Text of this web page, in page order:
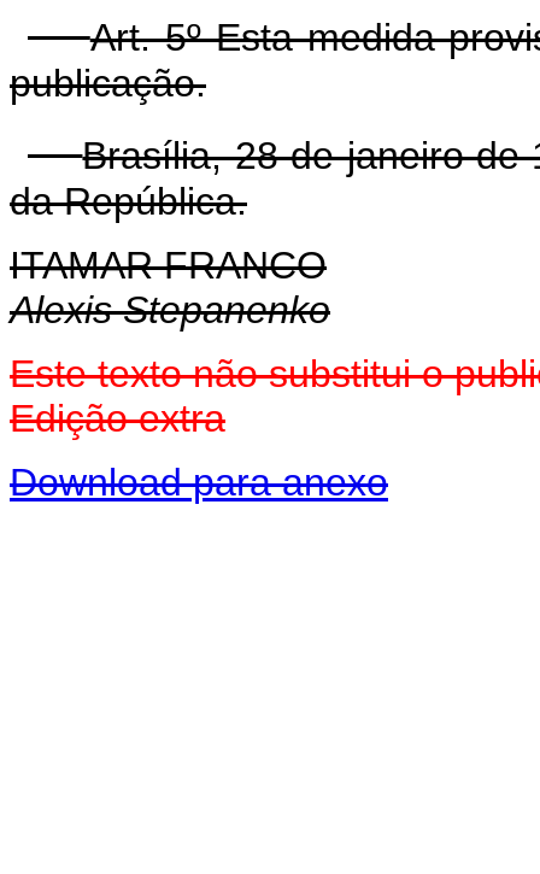
Art. 5º Esta medida
publicação.
Brasília, 28 de janeiro de
da República.
ITAMAR FRANCO
Alexis Stepanenko
Este texto não substitui o
Edição extra
Download para anexo